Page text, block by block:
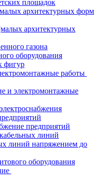
площадок
архитектурных форм
архитектурных
газона
оборудования
фигур
работы
и электромонтажные
предприятий
линий
линий напряжением до
оборудования